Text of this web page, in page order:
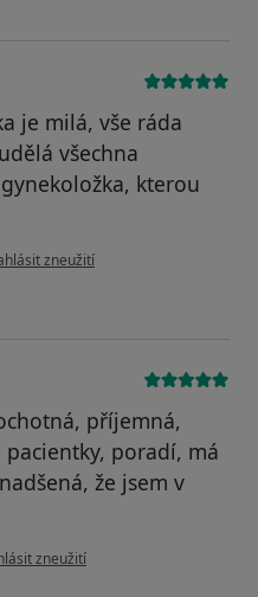
je milá, vše ráda
všechna
kterou
názoru uživatele Zuzana
zneužití
příjemná,
poradí, má
že jsem v
názoru uživatele Váš účet byl
zneužití